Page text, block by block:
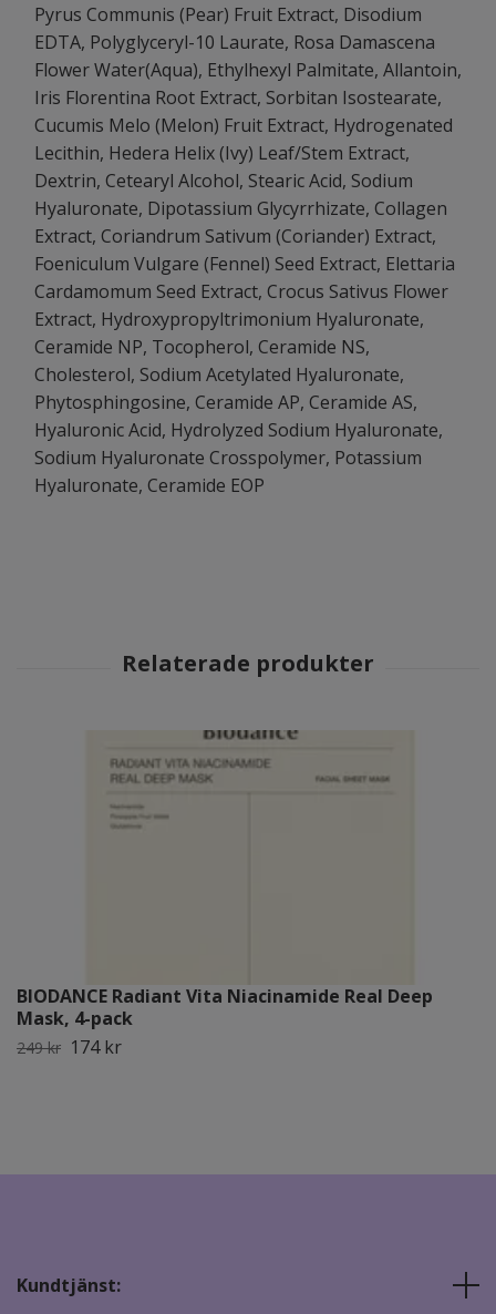
Pyrus Communis (Pear) Fruit Extract, Disodium
EDTA, Polyglyceryl-10 Laurate, Rosa Damascena
Flower Water(Aqua), Ethylhexyl Palmitate, Allantoin,
Iris Florentina Root Extract, Sorbitan Isostearate,
Cucumis Melo (Melon) Fruit Extract, Hydrogenated
Lecithin, Hedera Helix (Ivy) Leaf/Stem Extract,
Dextrin, Cetearyl Alcohol, Stearic Acid, Sodium
Hyaluronate, Dipotassium Glycyrrhizate, Collagen
Extract, Coriandrum Sativum (Coriander) Extract,
Foeniculum Vulgare (Fennel) Seed Extract, Elettaria
Cardamomum Seed Extract, Crocus Sativus Flower
Extract, Hydroxypropyltrimonium Hyaluronate,
Ceramide NP, Tocopherol, Ceramide NS,
Cholesterol, Sodium Acetylated Hyaluronate,
Phytosphingosine, Ceramide AP, Ceramide AS,
Hyaluronic Acid, Hydrolyzed Sodium Hyaluronate,
Sodium Hyaluronate Crosspolymer, Potassium
Hyaluronate, Ceramide EOP
BIODANCE Radiant Vita Niacinamide Real Deep
Mask, 4-pack
249 kr 174 kr
Kundtjänst: